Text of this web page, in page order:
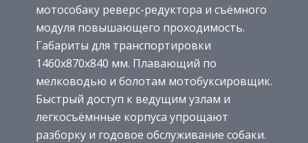
мотособаку реверс-редуктора и съёмного
модуля повышающего проходимость.
Габариты для транспортировки
1460х870х840 мм. Плавающий по
мелководью и болотам мотобуксировщик.
Быстрый доступ к ведущим узлам и
легкосъёмнные корпуса упрощают
разборку и годовое обслуживание собаки.